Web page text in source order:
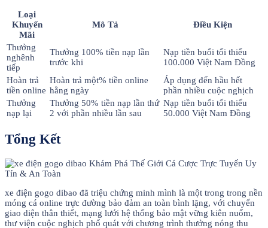
Loại
Khuyến
Mãi
Mô Tả Điều Kiện
Thưởng
nghênh
tiếp
Thưởng 100% tiền nạp lần
trước khi
Nạp tiền buổi tối thiểu
100.000 Việt Nam Đồng
Hoàn trả
tiền online
Hoàn trả một% tiền online
hằng ngày
Áp dụng đến hầu hết
phần nhiều cuộc nghịch
Thưởng
nạp lại
Thưởng 50% tiền nạp lần thứ
2 với phần nhiều lần sau
Nạp tiền buổi tối thiểu
50.000 Việt Nam Đồng
Tổng Kết
xe điện gogo dibao đã triệu chứng minh mình là một trong trong nền
móng cá online trực đường bảo đảm an toàn bình lặng, với chuyển
giao diện thân thiết, mạng lưới hệ thống bảo mật vững kiên nuốm,
thư viện cuộc nghịch phổ quát với chương trình thưởng nóng thu